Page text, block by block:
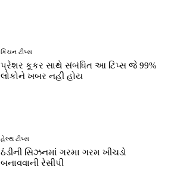
કિચન ટીપ્સ
પ્રેશર કૂકર સાથે સંબંધિત આ ટિપ્સ જે 99%
લોકોને ખબર નહીં હોય
હેલ્થ ટીપ્સ
ઠંડીની સિઝનમાં ગરમા ગરમ ખીચડો
બનાવવાની રેસીપી